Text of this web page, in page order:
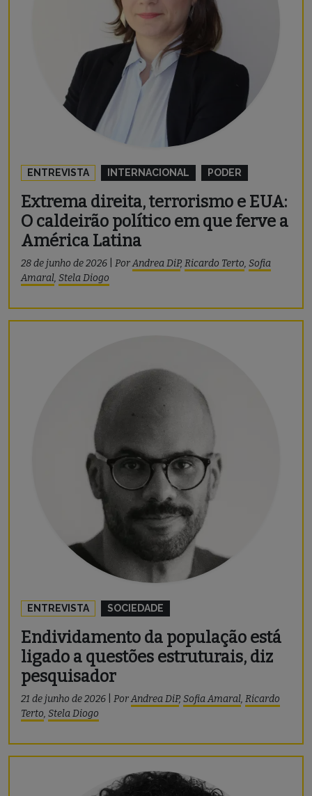
ENTREVISTA INTERNACIONAL PODER
Extrema direita, terrorismo e EUA:
O caldeirão político em que ferve a
América Latina
28 de junho de 2026 PorAndrea DiP, Ricardo Terto, Sofia
Amaral, Stela Diogo
ENTREVISTA SOCIEDADE
Endividamento da população está
ligado a questões estruturais, diz
pesquisador
21 de junho de 2026 PorAndrea DiP, Sofia Amaral, Ricardo
Terto, Stela Diogo